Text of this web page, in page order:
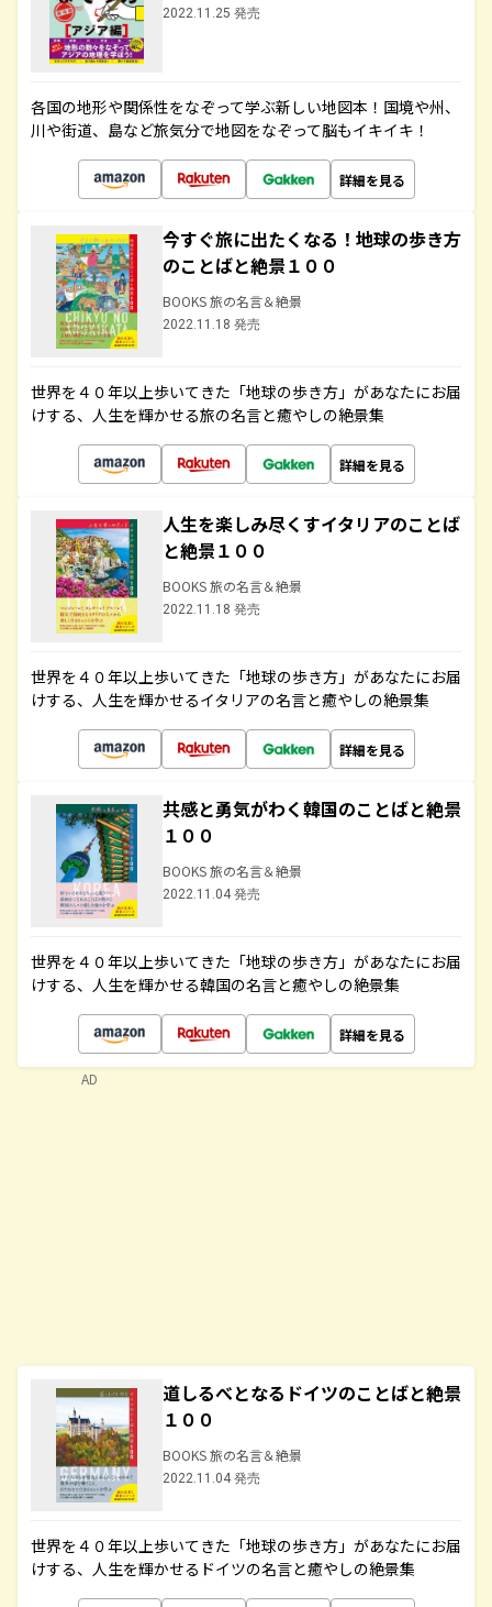
2022.11.25 発売
各国の地形や関係性をなぞって学ぶ新しい地図本！国境や州、
川や街道、島など旅気分で地図をなぞって脳もイキイキ！
詳細を見る
今すぐ旅に出たくなる！地球の歩き方
のことばと絶景１００
BOOKS 旅の名言＆絶景
2022.11.18 発売
世界を４０年以上歩いてきた「地球の歩き方」があなたにお届
けする、人生を輝かせる旅の名言と癒やしの絶景集
詳細を見る
人生を楽しみ尽くすイタリアのことば
と絶景１００
BOOKS 旅の名言＆絶景
2022.11.18 発売
世界を４０年以上歩いてきた「地球の歩き方」があなたにお届
けする、人生を輝かせるイタリアの名言と癒やしの絶景集
詳細を見る
共感と勇気がわく韓国のことばと絶景
１００
BOOKS 旅の名言＆絶景
2022.11.04 発売
世界を４０年以上歩いてきた「地球の歩き方」があなたにお届
けする、人生を輝かせる韓国の名言と癒やしの絶景集
詳細を見る
道しるべとなるドイツのことばと絶景
１００
BOOKS 旅の名言＆絶景
2022.11.04 発売
世界を４０年以上歩いてきた「地球の歩き方」があなたにお届
けする、人生を輝かせるドイツの名言と癒やしの絶景集
AD